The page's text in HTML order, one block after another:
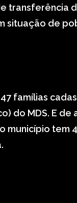
transferência
situação de
famílias
do MDS. E
município tem